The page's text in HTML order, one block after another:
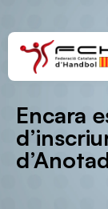
Encara